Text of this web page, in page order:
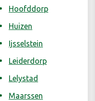
Hoofddorp
Huizen
Ijsselstein
Leiderdorp
Lelystad
Maarssen